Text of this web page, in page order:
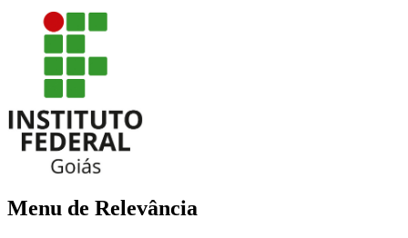
Menu de Relevância